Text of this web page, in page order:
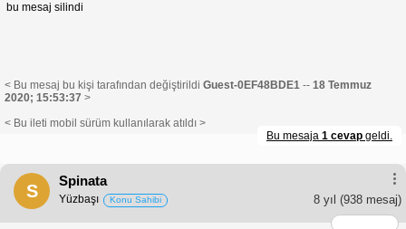
bu mesaj silindi
< Bu mesaj bu kişi tarafından değiştirildi Guest-0EF48BDE1 -- 18 Temmuz
2020; 15:53:37 >
< Bu ileti mobil sürüm kullanılarak atıldı >
Bu mesaja 1 cevap geldi.
S
Spinata
8 yıl (938 mesaj)
Yüzbaşı Konu Sahibi